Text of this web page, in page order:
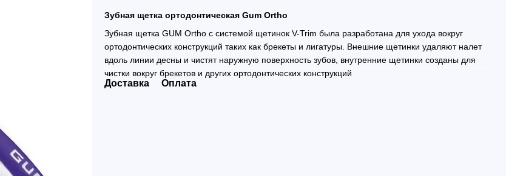
Зубная щетка ортодонтическая Gum Ortho
Зубная щетка GUM Ortho c системой щетинок V-Trim была разработана для ухода вокруг
ортодонтических конструкций таких как брекеты и лигатуры. Внешние щетинки удаляют налет
вдоль линии десны и чистят наружную поверхность зубов, внутренние щетинки созданы для
чистки вокруг брекетов и других ортодонтических конструкций
Доставка Оплата